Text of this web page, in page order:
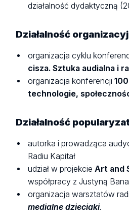
działalność dydaktyczną
Działalność
organizacja cyklu
cisza. Sztuka audialna i
organizacja konferencji
technologie,
Działalność
autorka i prowadząca
Radiu Kapitał
udział w projekcieArt and
współpracy z Justyną
organizacja warsztatów
medialne dzieciaki.